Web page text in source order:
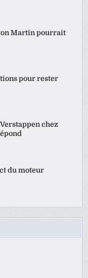
Martin pourrait
pour rester
chez
du moteur